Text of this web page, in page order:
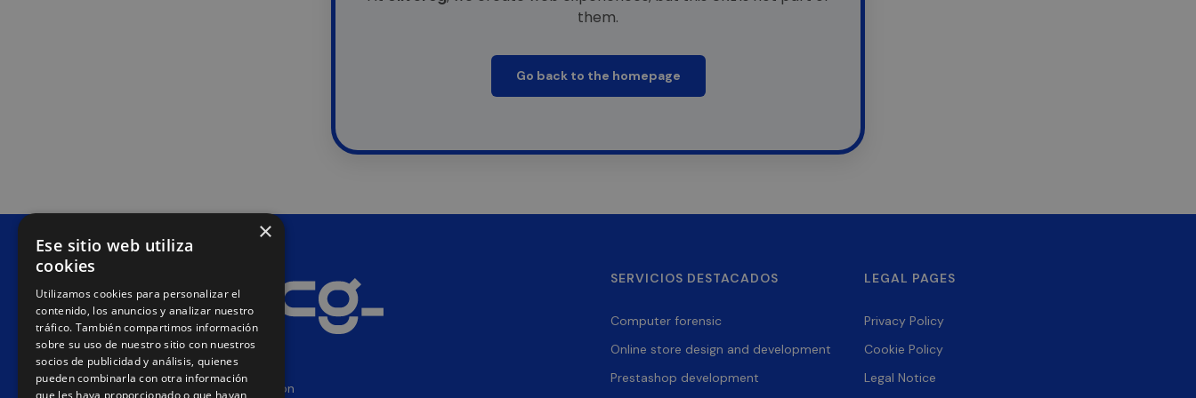
them.
Go back to the homepage
Your digital success, our passion
SERVICIOS DESTACADOS
Computer forensic
Online store design and development
Prestashop development
LEGAL PAGES
Privacy Policy
Cookie Policy
Legal Notice
×
Ese sitio web utiliza
cookies
Utilizamos cookies para personalizar el
contenido, los anuncios y analizar nuestro
tráfico. También compartimos información
sobre su uso de nuestro sitio con nuestros
socios de publicidad y análisis, quienes
pueden combinarla con otra información
que les haya proporcionado o que hayan